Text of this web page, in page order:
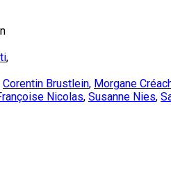
,
Corentin Brustlein, Morgane
Nicolas, Susanne Nies,